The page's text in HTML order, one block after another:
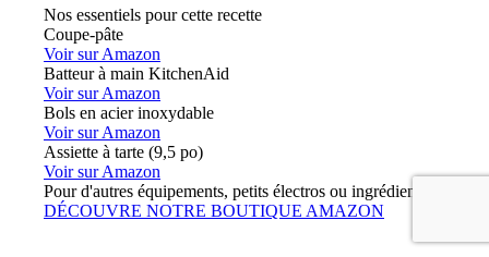
Nos essentiels pour cette recette
Coupe-pâte
Voir sur Amazon
Batteur à main KitchenAid
Voir sur Amazon
Bols en acier inoxydable
Voir sur Amazon
Assiette à tarte (9,5 po)
Voir sur Amazon
Pour d'autres équipements, petits électros ou ingrédients :
DÉCOUVRE NOTRE BOUTIQUE AMAZON